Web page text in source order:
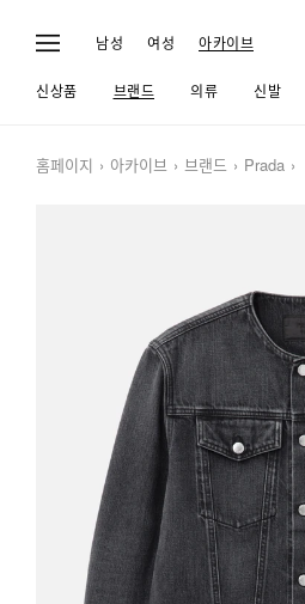
남성 여성 아카이브
신상품 브랜드 의류 신발
홈페이지 아카이브 브랜드 Prada